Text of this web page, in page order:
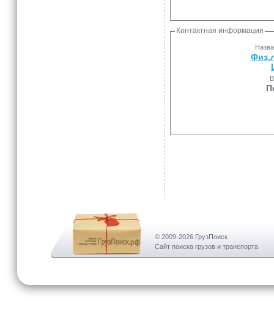
Контактная информация
© 2009-2026 ГрузПоиск
Сайт поиска грузов и транспорта